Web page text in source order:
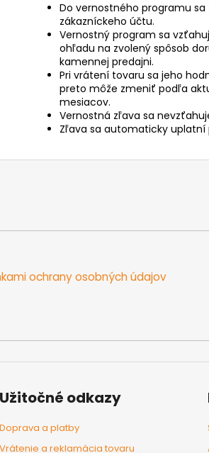
Do vernostného programu
zákazníckeho účtu.
Vernostný program sa
ohľadu na zvolený spôsob
kamennej predajni.
Pri vrátení tovaru sa jeho
preto môže zmeniť podľa
mesiacov.
Vernostná zľava sa
Zľava sa automaticky uplatní
ochrany osobných údajov
Užitočné odkazy
Doprava a platby
Vrátenie a reklamácia tovaru